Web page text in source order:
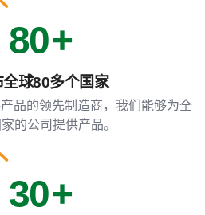
8
9
0
1
球80多个国家
品的领先制造商，我们能够为全
的公司提供产品。
0
1
2
30